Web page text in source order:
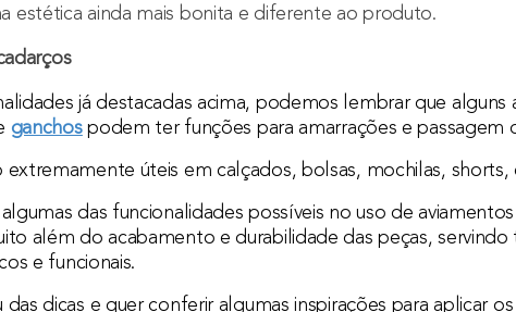
estética ainda mais bonita e diferente ao produto.
já destacadas acima, podemos lembrar que
ganchospodem ter funções para amarrações e passagem
extremamente úteis em calçados, bolsas, mochilas, shorts,
algumas das funcionalidades possíveis no uso de
além do acabamento e durabilidade das peças,
e funcionais.
das dicas e quer conferir algumas inspirações para aplicar